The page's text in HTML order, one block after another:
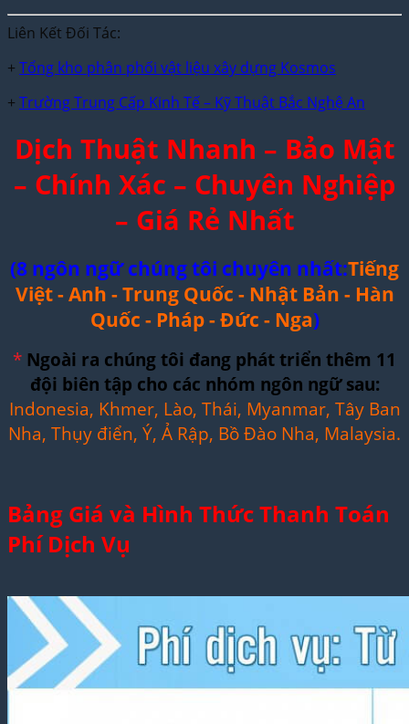
Liên Kết Đối Tác:
+ Tổng kho phân phối vật liệu xây dựng Kosmos
+ Trường Trung Cấp Kinh Tế – Kỹ Thuật Bắc Nghệ An
Dịch Thuật Nhanh – Bảo Mật
– Chính Xác – Chuyên Nghiệp
– Giá Rẻ Nhất
(8 ngôn ngữ chúng tôi chuyên nhất:Tiếng
Việt - Anh - Trung Quốc - Nhật Bản - Hàn
Quốc - Pháp - Đức - Nga)
* Ngoài ra chúng tôi đang phát triển thêm 11
đội biên tập cho các nhóm ngôn ngữ sau:
Indonesia, Khmer, Lào, Thái, Myanmar, Tây Ban
Nha, Thụy điển, Ý, Ả Rập, Bồ Đào Nha, Malaysia.
Bảng Giá và Hình Thức Thanh Toán
Phí Dịch Vụ